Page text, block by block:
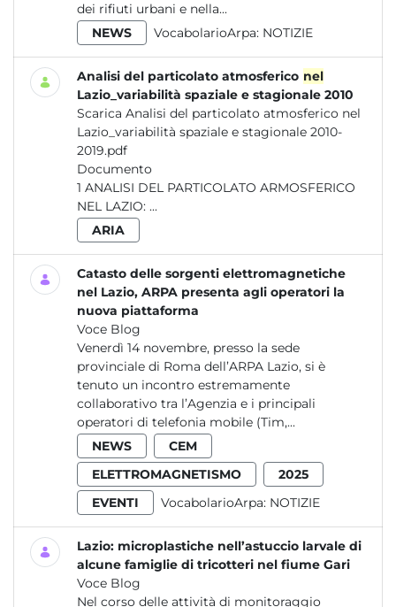
dei rifiuti urbani e nella...
NEWS
VocabolarioArpa: NOTIZIE
Analisi del particolato atmosferico nel
Lazio_variabilità spaziale e stagionale 2010
Scarica Analisi del particolato atmosferico nel
Lazio_variabilità spaziale e stagionale 2010-
2019.pdf
Documento
1 ANALISI DEL PARTICOLATO ARMOSFERICO
NEL LAZIO: ...
ARIA
Catasto delle sorgenti elettromagnetiche
nel Lazio, ARPA presenta agli operatori la
nuova piattaforma
Voce Blog
Venerdì 14 novembre, presso la sede
provinciale di Roma dell’ARPA Lazio, si è
tenuto un incontro estremamente
collaborativo tra l’Agenzia e i principali
operatori di telefonia mobile (Tim,...
NEWS
CEM
ELETTROMAGNETISMO
2025
EVENTI
VocabolarioArpa: NOTIZIE
Lazio: microplastiche nell’astuccio larvale di
alcune famiglie di tricotteri nel fiume Gari
Voce Blog
Nel corso delle attività di monitoraggio